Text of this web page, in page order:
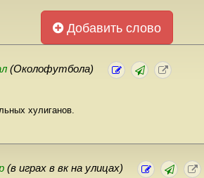
Добавить слово
(Околофутбола)
хулиганов.
(в играх в вк на улицах)